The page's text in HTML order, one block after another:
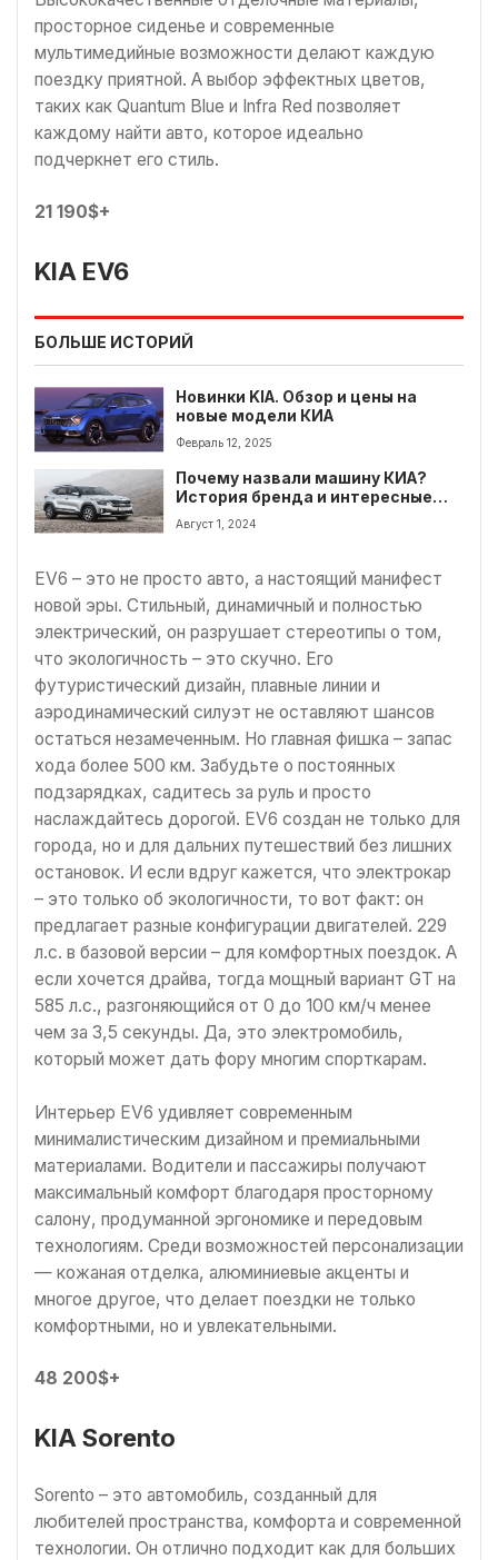
просторное сиденье и современные
мультимедийные возможности делают каждую
поездку приятной. А выбор эффектных цветов,
таких как Quantum Blue и Infra Red позволяет
каждому найти авто, которое идеально
подчеркнет его стиль.
21 190$+
KIA EV6
БОЛЬШЕ ИСТОРИЙ
Новинки KIA. Обзор и цены на
новые модели КИА
Февраль 12, 2025
Почему назвали машину КИА?
История бренда и интересные
факты
Август 1, 2024
EV6 – это не просто авто, а настоящий манифест
новой эры. Стильный, динамичный и полностью
электрический, он разрушает стереотипы о том,
что экологичность – это скучно. Его
футуристический дизайн, плавные линии и
аэродинамический силуэт не оставляют шансов
остаться незамеченным. Но главная фишка – запас
хода более 500 км. Забудьте о постоянных
подзарядках, садитесь за руль и просто
наслаждайтесь дорогой. EV6 создан не только для
города, но и для дальних путешествий без лишних
остановок. И если вдруг кажется, что электрокар
– это только об экологичности, то вот факт: он
предлагает разные конфигурации двигателей. 229
л.с. в базовой версии – для комфортных поездок. А
если хочется драйва, тогда мощный вариант GT на
585 л.с., разгоняющийся от 0 до 100 км/ч менее
чем за 3,5 секунды. Да, это электромобиль,
который может дать фору многим спорткарам.
Интерьер EV6 удивляет современным
минималистическим дизайном и премиальными
материалами. Водители и пассажиры получают
максимальный комфорт благодаря просторному
салону, продуманной эргономике и передовым
технологиям. Среди возможностей персонализации
— кожаная отделка, алюминиевые акценты и
многое другое, что делает поездки не только
комфортными, но и увлекательными.
48 200$+
KIA Sorento
Sorento – это автомобиль, созданный для
любителей пространства, комфорта и современной
технологии. Он отлично подходит как для больших